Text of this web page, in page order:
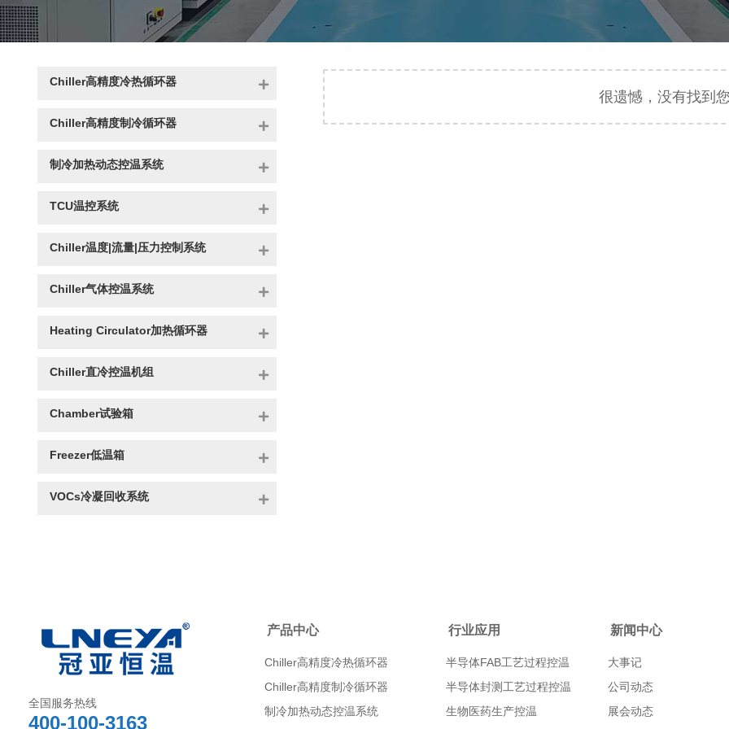
很遗憾，没有找到
Chiller高精度冷热循环器
Chiller高精度制冷循环器
制冷加热动态控温系统
TCU温控系统
Chiller温度|流量|压力控制系统
Chiller气体控温系统
Heating Circulator加热循环器
Chiller直冷控温机组
Chamber试验箱
Freezer低温箱
VOCs冷凝回收系统
全国服务热线
400-100-3163
产品中心
Chiller高精度冷热循环器
Chiller高精度制冷循环器
制冷加热动态控温系统
行业应用
半导体FAB工艺过程控温
半导体封测工艺过程控温
生物医药生产控温
新闻中心
大事记
公司动态
展会动态